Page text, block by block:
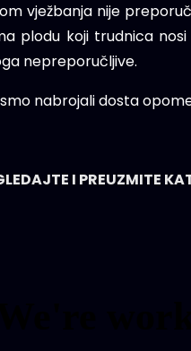
vježbanja nije
plodu koji trudnica
nepreporučljive.
nabrojali dosta
I PREUZMITE